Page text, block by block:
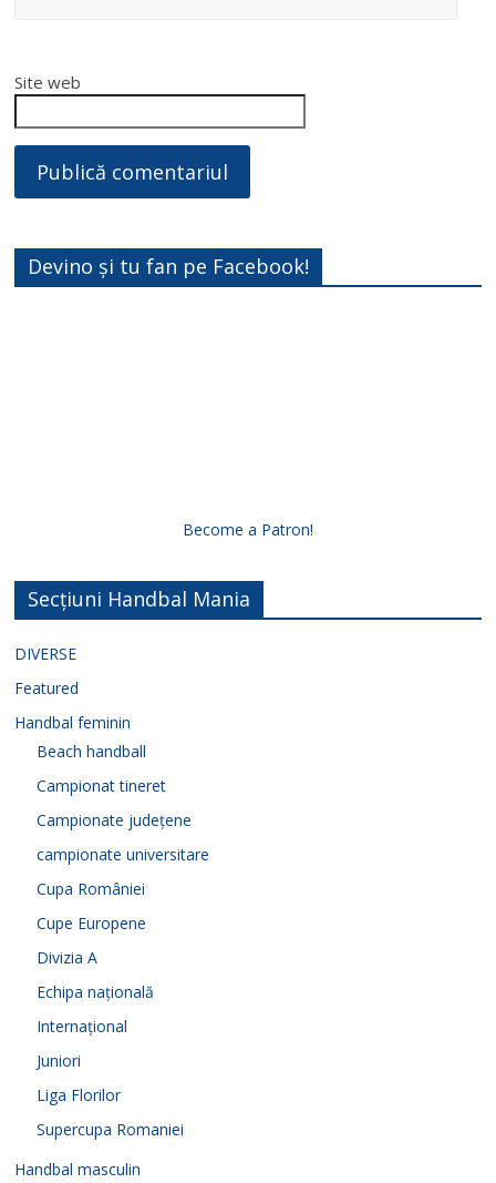
Site web
Devino și tu fan pe Facebook!
Become a Patron!
Secțiuni Handbal Mania
DIVERSE
Featured
Handbal feminin
Beach handball
Campionat tineret
Campionate județene
campionate universitare
Cupa României
Cupe Europene
Divizia A
Echipa națională
Internațional
Juniori
Liga Florilor
Supercupa Romaniei
Handbal masculin